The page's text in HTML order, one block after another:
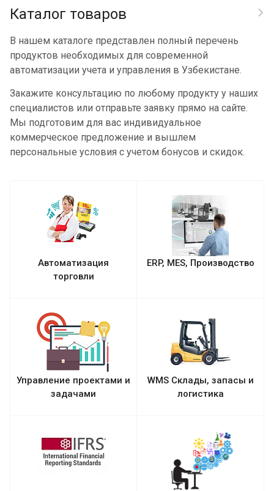
Каталог товаров
В нашем каталоге представлен полный перечень
продуктов необходимых для современной
автоматизации учета и управления в Узбекистане.
Закажите консультацию по любому продукту у наших
специалистов или отправьте заявку прямо на сайте.
Мы подготовим для вас индивидуальное
коммерческое предложение и вышлем
персональные условия с учетом бонусов и скидок.
Автоматизация
торговли
ERP, MES, Производство
Управление проектами и
задачами
WMS Склады, запасы и
логистика